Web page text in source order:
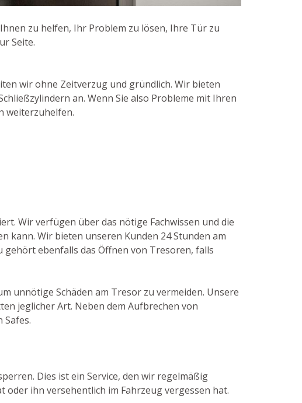
zu helfen, Ihr Problem zu lösen, Ihre Tür zu
Seite.
wir ohne Zeitverzug und gründlich. Wir bieten
an. Wenn Sie also Probleme mit Ihren
weiterzuhelfen.
Wir verfügen über das nötige Fachwissen und die
kann. Wir bieten unseren Kunden 24 Stunden am
ebenfalls das Öffnen von Tresoren, falls
unnötige Schäden am Tresor zu vermeiden. Unsere
jeglicher Art. Neben dem Aufbrechen von
Dies ist ein Service, den wir regelmäßig
ihn versehentlich im Fahrzeug vergessen hat.